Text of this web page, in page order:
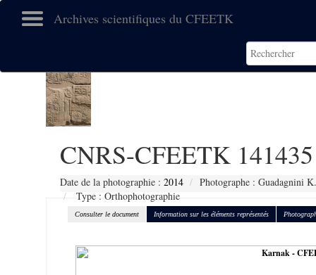
Archives scientifiques du CFEETK
CNRS-CFEETK 141435
Date de la photographie : 2014
Photographe : Guadagnini K.
Type : Orthophotographie
Consulter le document Information sur les éléments représentés